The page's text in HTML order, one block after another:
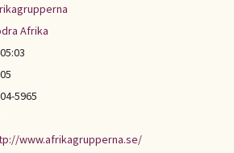
Afrika
5965
www.afrikagrupperna.se/